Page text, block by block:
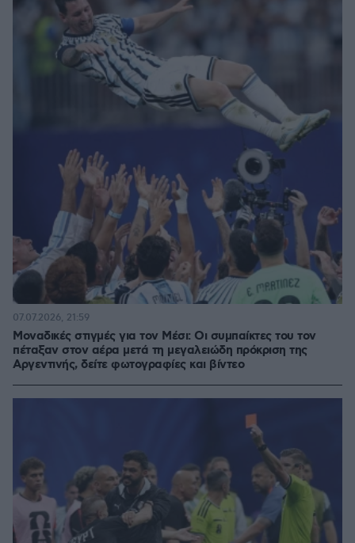
Μοναδικές στιγμές για τον Μέσι: Οι συμπαίκτες του τον
πέταξαν στον αέρα μετά τη μεγαλειώδη πρόκριση της
Αργεντινής, δείτε φωτογραφίες και βίντεο
07.07.2026, 21:59